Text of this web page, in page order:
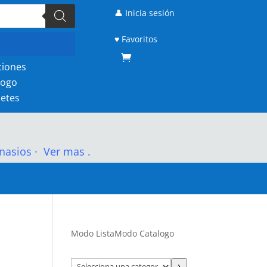
👤 Inicia sesión
♥ Favoritos
· Ver mas .
Modo ListaModo Catalogo
Selecciona